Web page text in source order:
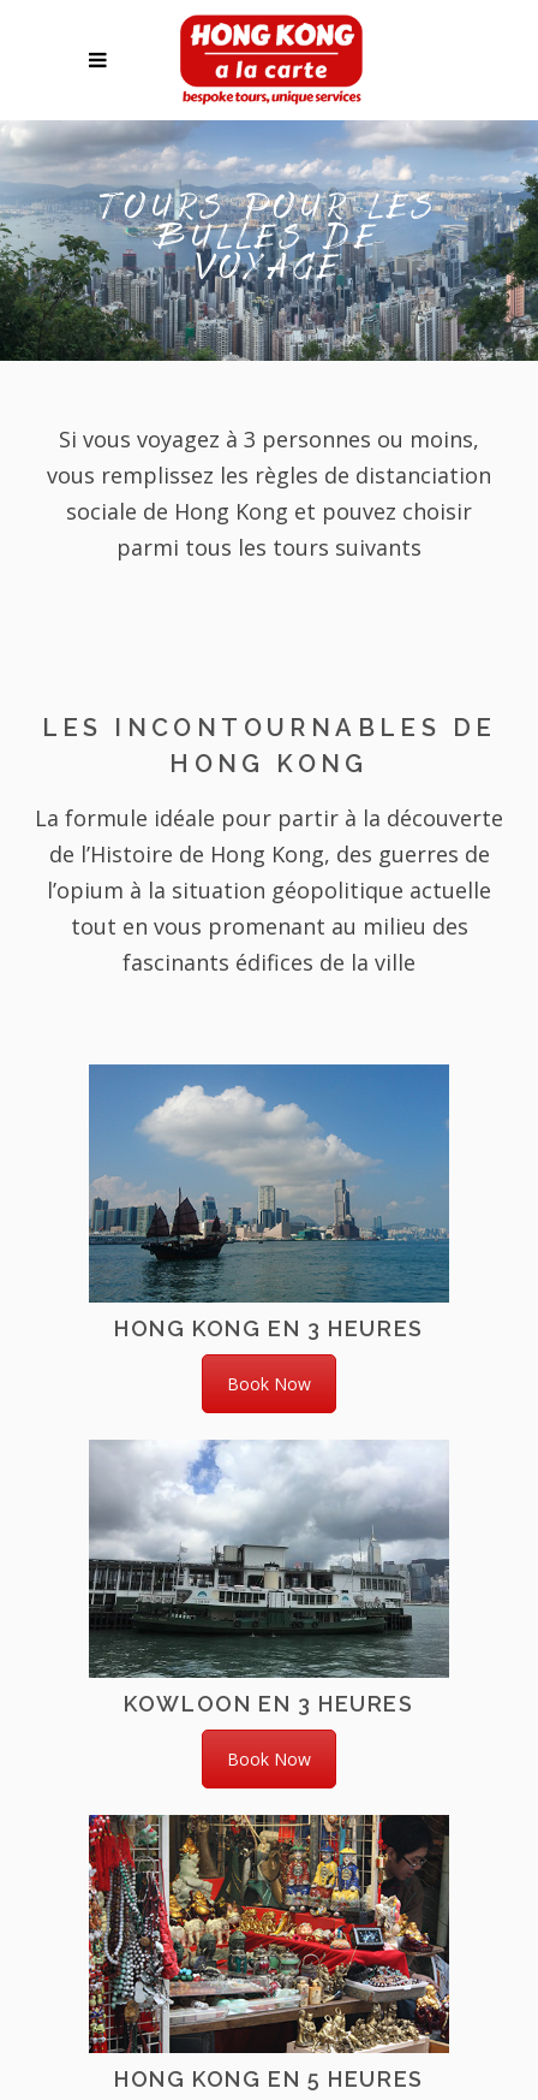
TOURS POUR LES
BULLES DE
VOYAGE
Si vous voyagez à 3 personnes ou moins,
vous remplissez les règles de distanciation
sociale de Hong Kong et pouvez choisir
parmi tous les tours suivants
LES INCONTOURNABLES DE
HONG KONG
La formule idéale pour partir à la découverte
de l’Histoire de Hong Kong, des guerres de
l’opium à la situation géopolitique actuelle
tout en vous promenant au milieu des
fascinants édifices de la ville
HONG KONG EN 3 HEURES
Book Now
KOWLOON EN 3 HEURES
Book Now
HONG KONG EN 5 HEURES